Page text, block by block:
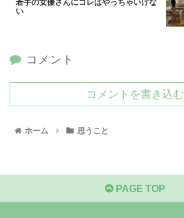
若手の女優さんにコレはやっちゃいけな
い
コメント
コメントを書き込む
ホーム 思うこと
PAGE TOP